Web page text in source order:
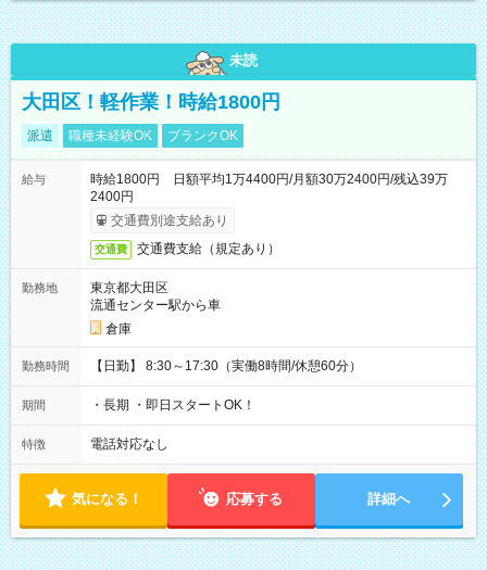
未読
大田区！軽作業！時給1800円
派遣 職種未経験OK ブランクOK
給与
時給1800円 日額平均1万4400円/月額30万2400円/残込39万
2400円
交通費別途支給あり
交通費 交通費支給（規定あり）
勤務地
東京都大田区
流通センター駅から車
倉庫
勤務時間 【日勤】 8:30～17:30（実働8時間/休憩60分）
期間 ・長期 ・即日スタートOK！
特徴 電話対応なし
気になる！ 応募する 詳細へ